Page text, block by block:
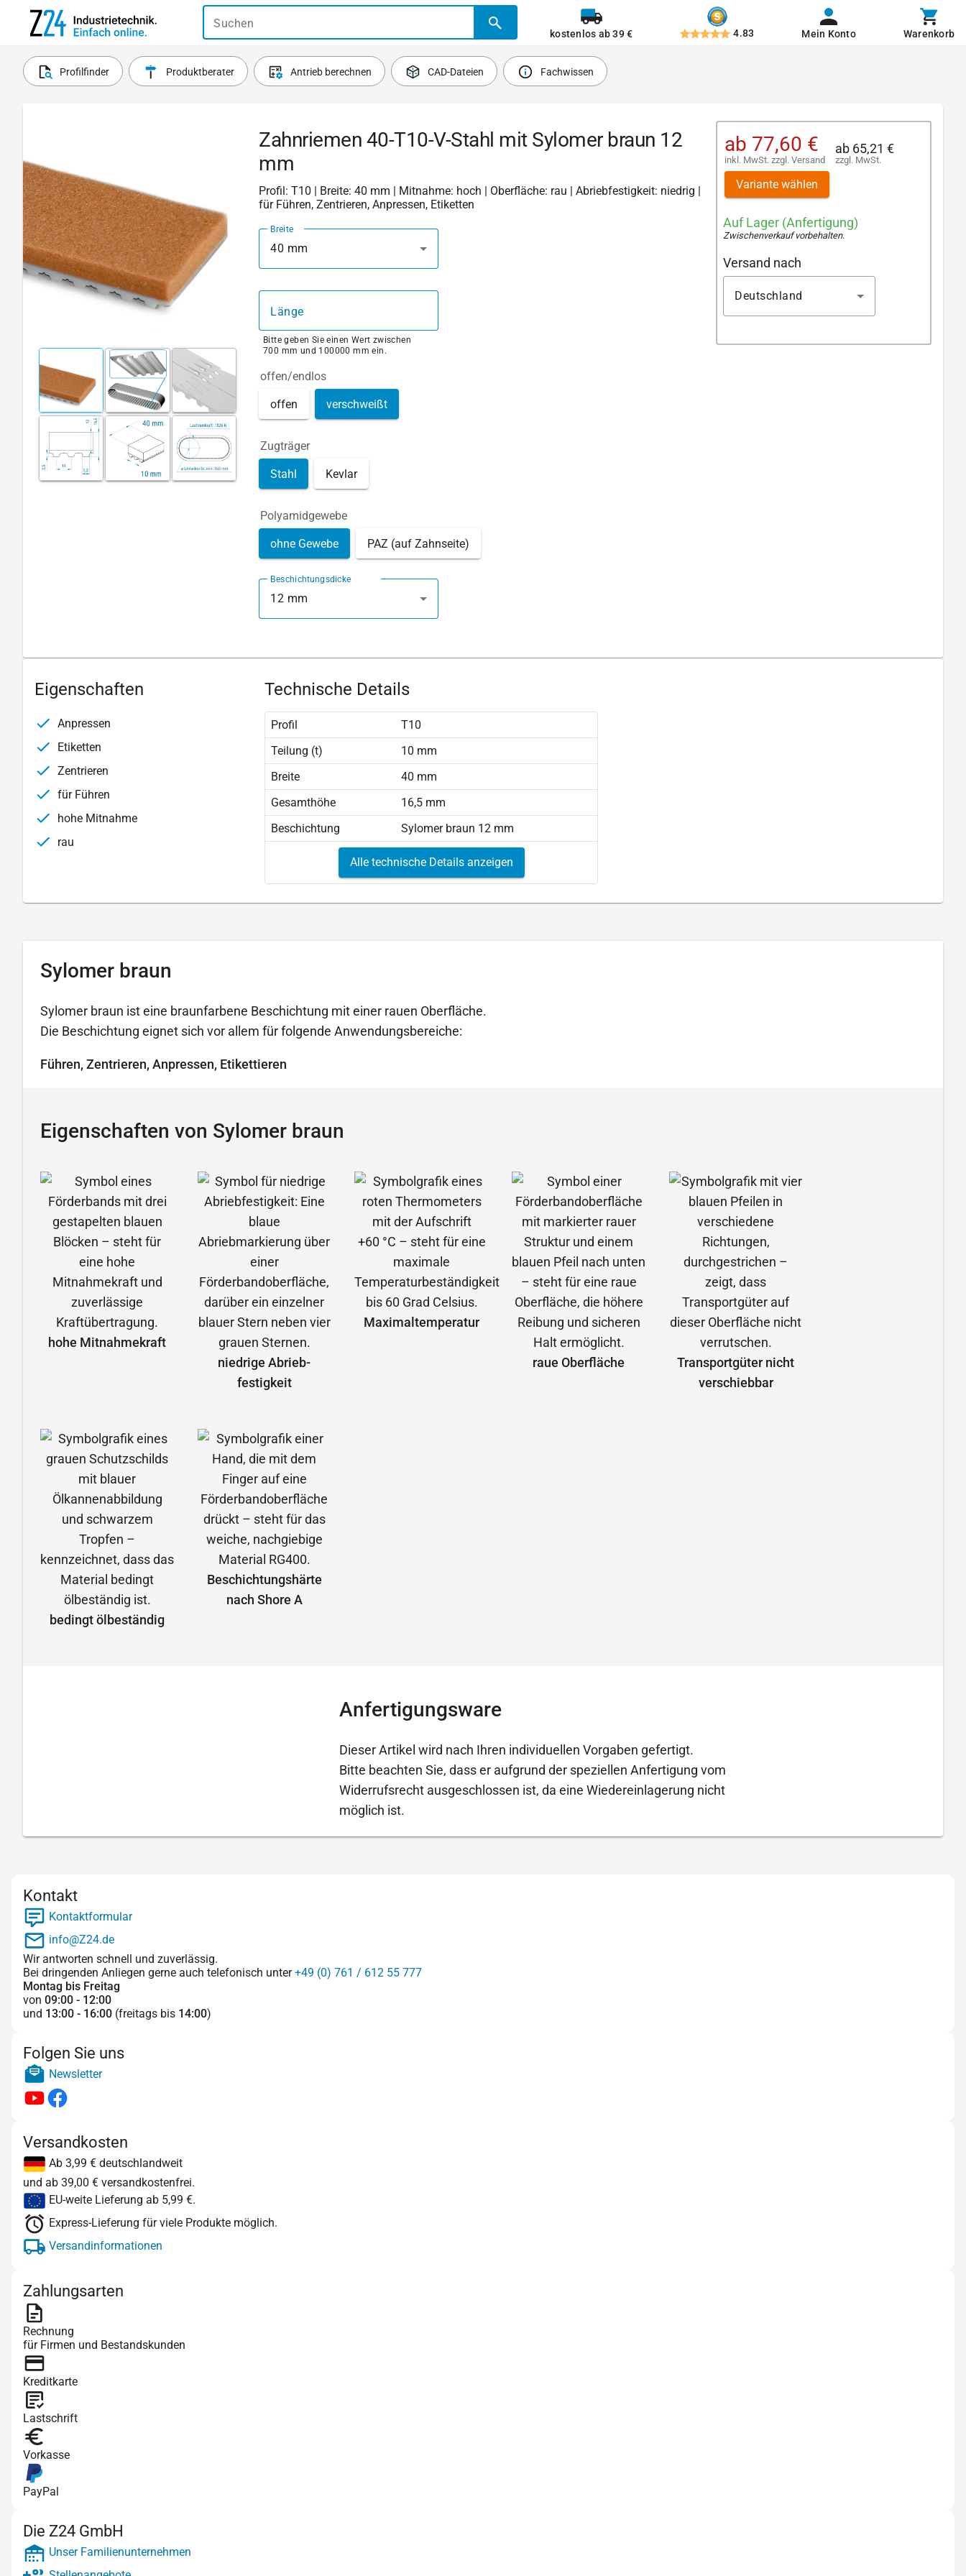
Suchen
kostenlos ab 39 € 4.83 Mein Konto Warenkorb
Profilfinder Produktberater Antrieb berechnen CAD-Dateien Fachwissen
Zahnriemen 40-T10-V-Stahl mit Sylomer braun 12
mm
Profil: T10 | Breite: 40 mm | Mitnahme: hoch | Oberfläche: rau | Abriebfestigkeit: niedrig |
für Führen, Zentrieren, Anpressen, Etiketten
Breite
40 mm
Länge
Bitte geben Sie einen Wert zwischen
700 mm und 100000 mm ein.
offen/endlos
offen verschweißt
Zugträger
Stahl Kevlar
Polyamidgewebe
ohne Gewebe PAZ (auf Zahnseite)
Beschichtungsdicke
12 mm
ab 77,60 €
inkl. MwSt. zzgl. Versand
ab 65,21 €
zzgl. MwSt.
Variante wählen
Auf Lager (Anfertigung)
Zwischenverkauf vorbehalten.
Versand nach
Deutschland
Eigenschaften
Anpressen
Etiketten
Zentrieren
für Führen
hohe Mitnahme
rau
Technische Details
Profil
T10
Teilung (t)
10 mm
Breite
40 mm
Gesamthöhe
16,5 mm
Beschichtung
Sylomer braun 12 mm
Alle technische Details anzeigen
Sylomer braun
Sylomer braun ist eine braunfarbene Beschichtung mit einer rauen Oberfläche.
Die Beschichtung eignet sich vor allem für folgende Anwendungsbereiche:
Führen, Zentrieren, Anpressen, Etikettieren
Eigenschaften von Sylomer braun
hohe Mitnahmekraft
niedrige Abrieb­
festigkeit
Maximal­temperatur
raue Oberfläche
Transportgüter nicht
verschiebbar
bedingt ölbeständig
Beschichtungshärte
nach Shore A
Anfertigungsware
Dieser Artikel wird nach Ihren individuellen Vorgaben gefertigt.
Bitte beachten Sie, dass er aufgrund der speziellen Anfertigung vom
Widerrufsrecht ausgeschlossen ist, da eine Wiedereinlagerung nicht
möglich ist.
Kontakt
Kontaktformular
info@Z24.de
Wir antworten schnell und zuverlässig.
Bei dringenden Anliegen gerne auch telefonisch unter+49 (0) 761 / 612 55 777
Montag bis Freitag
von 09:00 - 12:00
und 13:00 - 16:00 (freitags bis 14:00)
Folgen Sie uns
Newsletter
Versandkosten
Ab 3,99 € deutschlandweit
und ab 39,00 € versandkostenfrei.
EU-weite Lieferung ab 5,99 €.
Express-Lieferung für viele Produkte möglich.
Versandinformationen
Zahlungsarten
Rechnung
für Firmen und Bestandskunden
Kreditkarte
Lastschrift
Vorkasse
PayPal
Die Z24 GmbH
Unser Familienunternehmen